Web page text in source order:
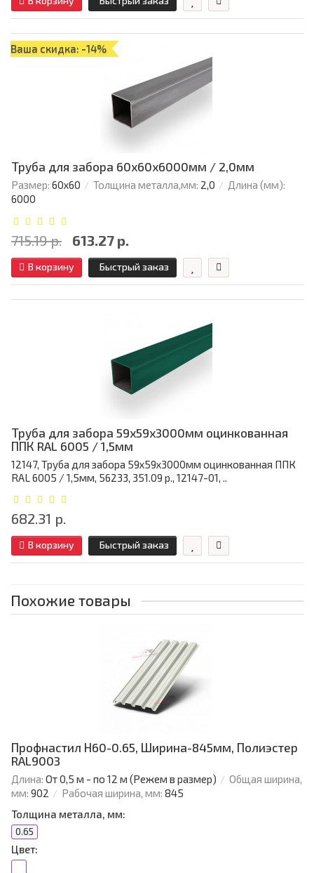
Ваша скидка: -14%
Труба для забора 60х60x6000мм / 2,0мм
Размер: 60х60 Толщина металла,мм: 2,0
Длина (мм):
6000
715.19 р. 613.27 р.
В корзину Быстрый заказ
Труба для забора 59х59x3000мм оцинкованная
ППК RAL 6005 / 1,5мм
12147, Труба для забора 59х59x3000мм оцинкованная ППК
RAL 6005 / 1,5мм, 56233, 351.09 р., 12147-01, ..
682.31 р.
В корзину Быстрый заказ
Похожие товары
Профнастил Н60-0.65, Ширина-845мм, Полиэстер
RAL9003
Длина: От 0,5 м - по 12 м (Режем в размер)
Общая ширина,
мм: 902 Рабочая ширина, мм: 845
Толщина металла, мм:
0.65
Цвет: